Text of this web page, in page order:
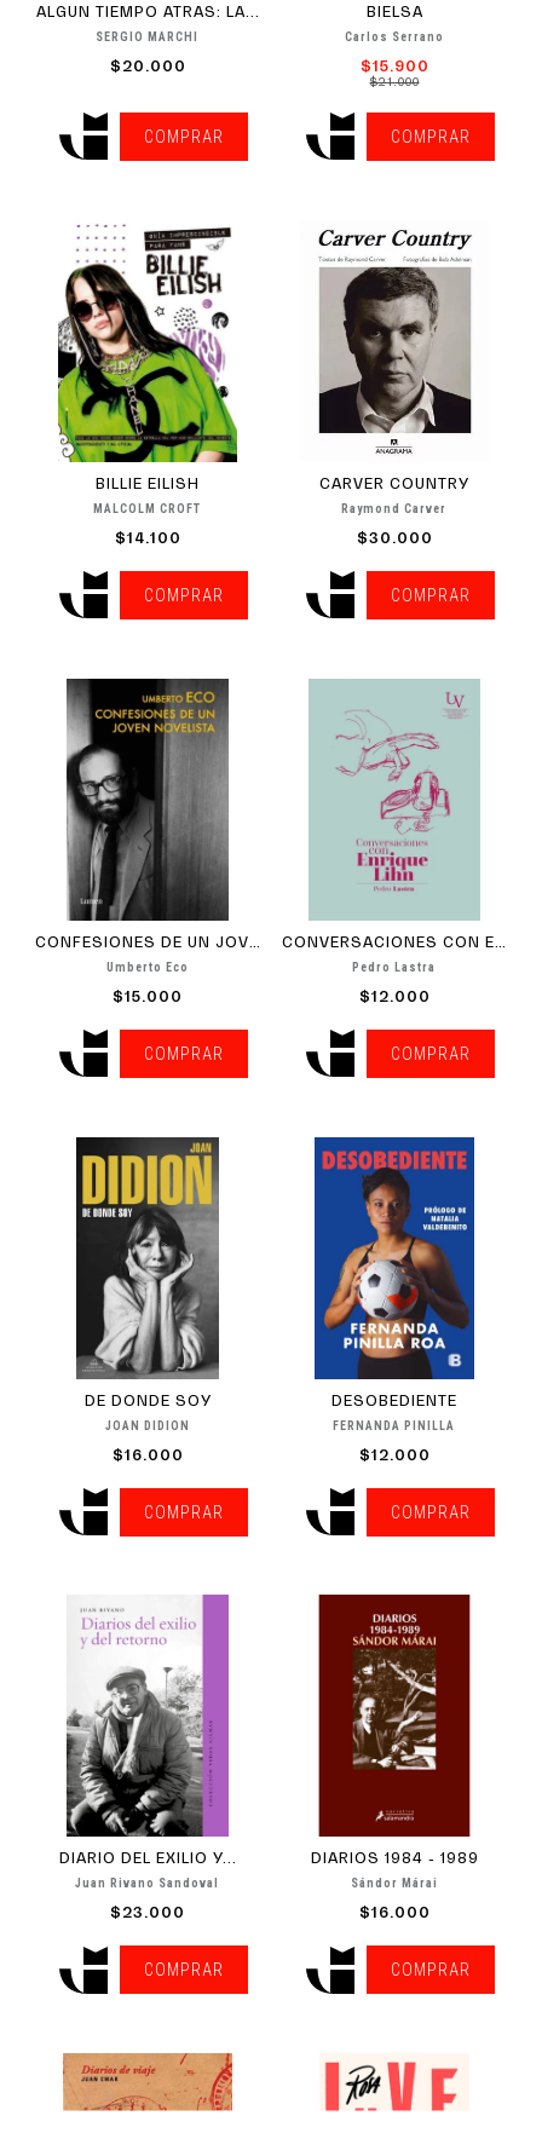
ALGUN TIEMPO ATRAS: LA...
SERGIO MARCHI
$20.000
COMPRAR
BIELSA
Carlos Serrano
$15.900
$21.000
COMPRAR
BILLIE EILISH
MALCOLM CROFT
$14.100
COMPRAR
CARVER COUNTRY
Raymond Carver
$30.000
COMPRAR
Umberto Eco
$15.000
COMPRAR
Pedro Lastra
$12.000
COMPRAR
DE DONDE SOY
JOAN DIDION
$16.000
COMPRAR
DESOBEDIENTE
FERNANDA PINILLA
$12.000
COMPRAR
DIARIO DEL EXILIO Y...
Juan Rivano Sandoval
$23.000
COMPRAR
DIARIOS 1984 - 1989
Sándor Márai
$16.000
COMPRAR